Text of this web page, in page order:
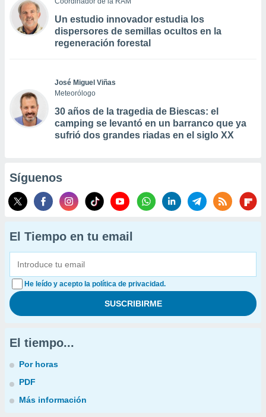
Un estudio innovador estudia los
dispersores de semillas ocultos en la
regeneración forestal
José Miguel Viñas
Meteorólogo
30 años de la tragedia de Biescas: el
camping se levantó en un barranco que ya
sufrió dos grandes riadas en el siglo XX
Síguenos
El Tiempo en tu email
He leído y acepto la política de privacidad.
El tiempo...
Por horas
PDF
Más información